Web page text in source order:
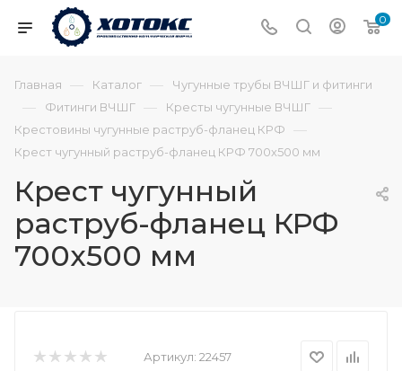
0
Главная — Каталог — Чугунные трубы ВЧШГ и фитинги
— Фитинги ВЧШГ — Кресты чугунные ВЧШГ —
Крестовины чугунные раструб-фланец КРФ —
Крест чугунный раструб-фланец КРФ 700х500 мм
Крест чугунный
раструб-фланец КРФ
700х500 мм
Артикул: 22457